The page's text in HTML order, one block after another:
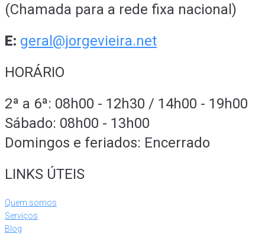
(Chamada para a rede fixa nacional)
E: geral@jorgevieira.net
HORÁRIO
2ª a 6ª: 08h00 - 12h30 / 14h00 - 19h00
Sábado: 08h00 - 13h00
Domingos e feriados: Encerrado
LINKS ÚTEIS
Quem somos
Serviços
Blog